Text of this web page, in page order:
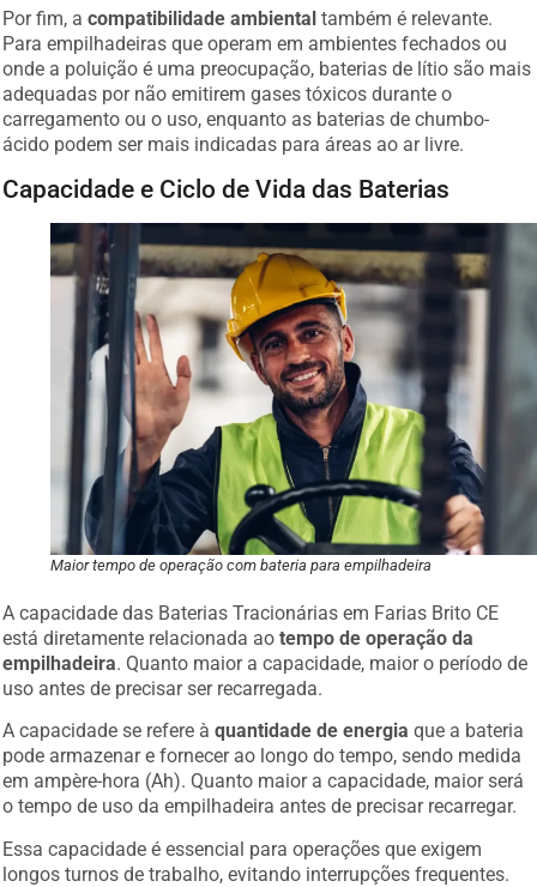
Por fim, acompatibilidade ambiental também é relevante.
Para empilhadeiras que operam em ambientes fechados ou
onde a poluição é uma preocupação, baterias de lítio são mais
adequadas por não emitirem gases tóxicos durante o
carregamento ou o uso, enquanto as baterias de chumbo-
ácido podem ser mais indicadas para áreas ao ar livre.
Capacidade e Ciclo de Vida das Baterias
Maior tempo de operação com bateria para empilhadeira
A capacidade das Baterias Tracionárias em Farias Brito CE
está diretamente relacionada aotempo de operação da
empilhadeira. Quanto maior a capacidade, maior o período de
uso antes de precisar ser recarregada.
A capacidade se refere àquantidade de energia que a bateria
pode armazenar e fornecer ao longo do tempo, sendo medida
em ampère-hora (Ah). Quanto maior a capacidade, maior será
o tempo de uso da empilhadeira antes de precisar recarregar.
Essa capacidade é essencial para operações que exigem
longos turnos de trabalho, evitando interrupções frequentes.